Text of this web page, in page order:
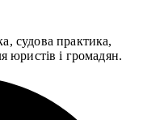
судова практика,
юристів і громадян.